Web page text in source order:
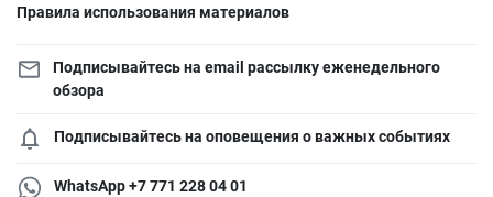
Правила использования материалов
Подписывайтесь на email рассылку еженедельного
обзора
Подписывайтесь на оповещения о важных событиях
WhatsApp +7 771 228 04 01